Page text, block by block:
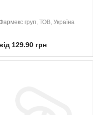
груп, ТОВ, Україна
від 129.90 грн